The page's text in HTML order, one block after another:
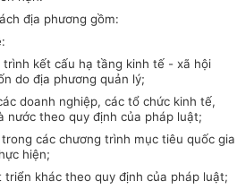
địa phương gồm:
kết cấu hạ tầng kinh tế - xã hội
do địa phương quản lý;
doanh nghiệp, các tổ chức kinh tế,
nước theo quy định của pháp luật;
các chương trình mục tiêu quốc gia
hiện;
khác theo quy định của pháp luật;